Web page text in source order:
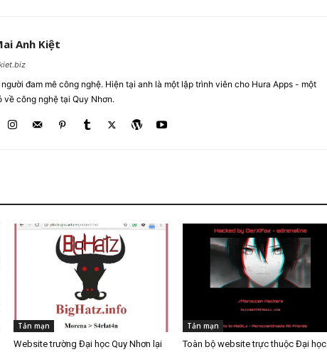
Anh Kiệt
đam mê công nghệ. Hiện tại anh là một lập trình viên cho Hura Apps - một
về công nghệ tại Quy Nhơn.
Tản mạn
Website trường Đại học Quy Nhơn lại
Tản mạn
Toàn bộ website trực thuộc Đại học